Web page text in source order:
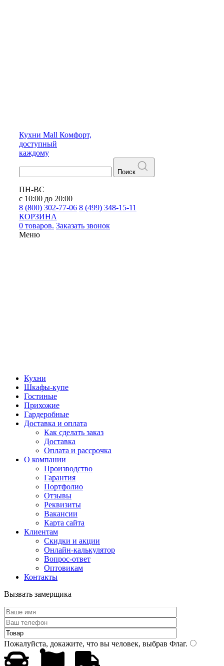
Кухни Mall Комфорт,
доступный
каждому
Поиск
ПН-ВС
с 10:00 до 20:00
8 (800) 302-77-06 8 (499) 348-15-11
КОРЗИНА
0 товаров. Заказать звонок
Меню
Кухни
Шкафы-купе
Гостиные
Прихожие
Гардеробные
Доставка и оплата
Как сделать заказ
Доставка
Оплата и рассрочка
О компании
Производство
Гарантия
Портфолио
Отзывы
Реквизиты
Вакансии
Карта сайта
Клиентам
Скидки и акции
Онлайн-калькулятор
Вопрос-ответ
Оптовикам
Контакты
Вызвать замерщика
Пожалуйста, докажите, что вы человек, выбрав Флаг.